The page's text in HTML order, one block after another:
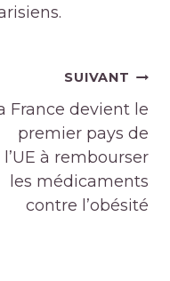
SUIVANT
France devient le
premier pays de
l’UE à rembourser
les médicaments
contre l’obésité